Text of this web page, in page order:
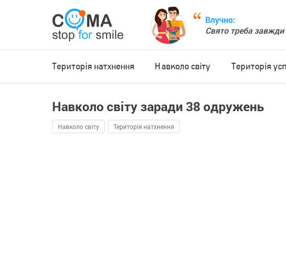
Влучно:
Свято треба завжди
Територія натхнення Навколо світу Територія
Навколо світу заради 38 одружень
Навколо світу Територія натхнення